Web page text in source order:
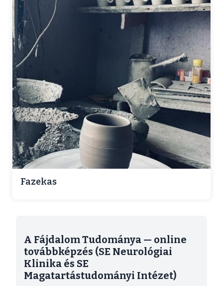
Fazekas
A Fájdalom Tudománya — online
továbbképzés (SE Neurológiai
Klinika és SE
Magatartástudományi Intézet)